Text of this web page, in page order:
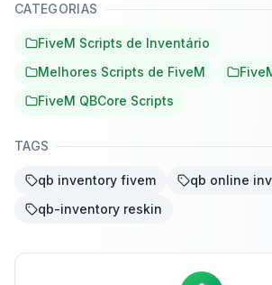
CATEGORIAS
FiveM Scripts de Inventário
Melhores Scripts de FiveM
FiveM QBCore Scripts
TAGS
qb inventory fivem
qb online
qb-inventory reskin